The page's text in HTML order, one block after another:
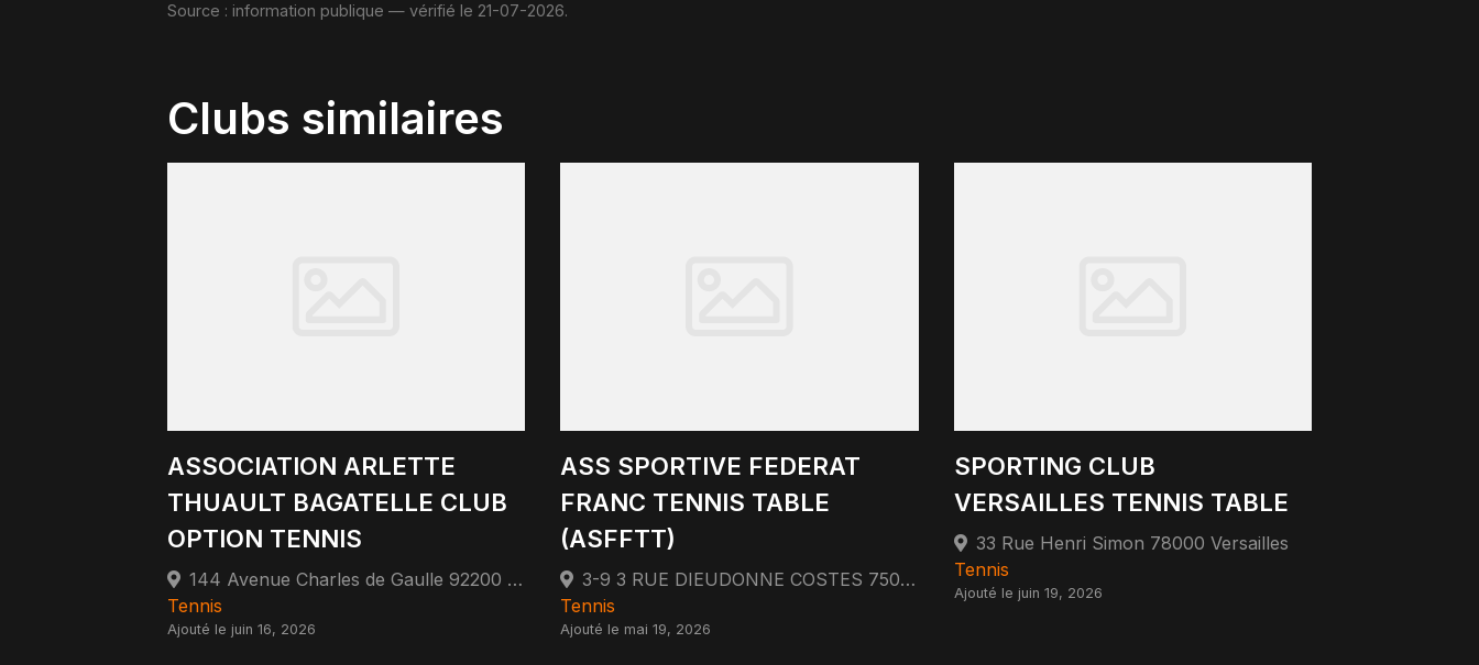
Source : information publique — vérifié le 21-07-2026.
Clubs similaires
ASSOCIATION ARLETTE
THUAULT BAGATELLE CLUB
OPTION TENNIS
144 Avenue Charles de Gaulle 92200 Neuilly-sur-Seine
Tennis
Ajouté le juin 16, 2026
ASS SPORTIVE FEDERAT
FRANC TENNIS TABLE
(ASFFTT)
3-9 3 RUE DIEUDONNE COSTES 75013 PARIS 75013 Paris
Tennis
Ajouté le mai 19, 2026
SPORTING CLUB
VERSAILLES TENNIS TABLE
33 Rue Henri Simon 78000 Versailles
Tennis
Ajouté le juin 19, 2026